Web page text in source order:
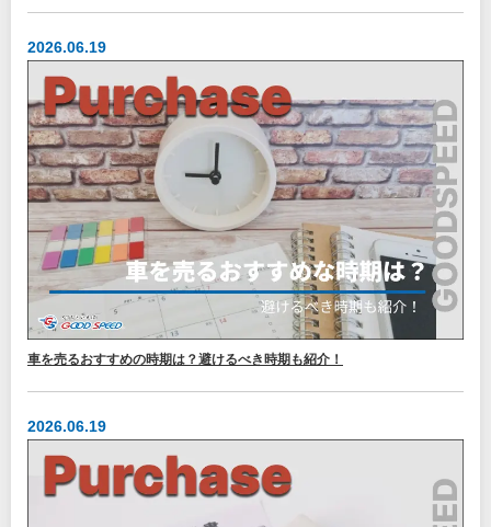
2026.06.19
車を売るおすすめの時期は？避けるべき時期も紹介！
2026.06.19